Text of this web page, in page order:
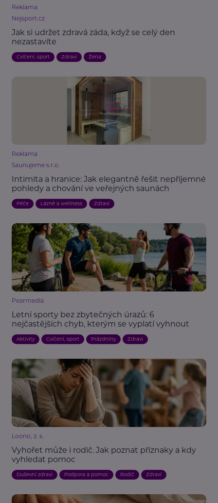
Reklama
Nejsport.cz
Jak si udržet zdravá záda, když se celý den
nezastavíte
Cvičení, sport Zdraví Žena
Reklama
Saunujeme s.r.o.
Intimita a hranice: Jak elegantně řešit nepříjemné
pohledy a chování ve veřejných saunách
Péče Lázně a wellness Zdraví
Pearmedia
Letní sporty bez zbytečných úrazů: 6
nejčastějších chyb, kterým se vyplatí vyhnout
Aktivity Cvičení, sport Prázdniny Zdraví
Loono, z. s.
Vyhořet může i rodič. Jak poznat příznaky a kdy
vyhledat pomoc
Duševní zdraví Podpora a pomoc Rodič Zdraví